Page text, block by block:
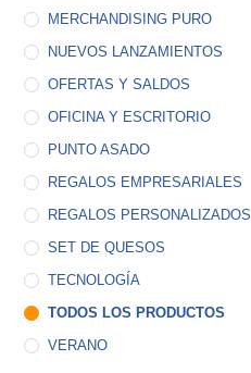
MERCHANDISING PURO
NUEVOS LANZAMIENTOS
OFERTAS Y SALDOS
OFICINA Y ESCRITORIO
PUNTO ASADO
REGALOS EMPRESARIALES
REGALOS PERSONALIZADOS
SET DE QUESOS
TECNOLOGÍA
TODOS LOS PRODUCTOS
VERANO